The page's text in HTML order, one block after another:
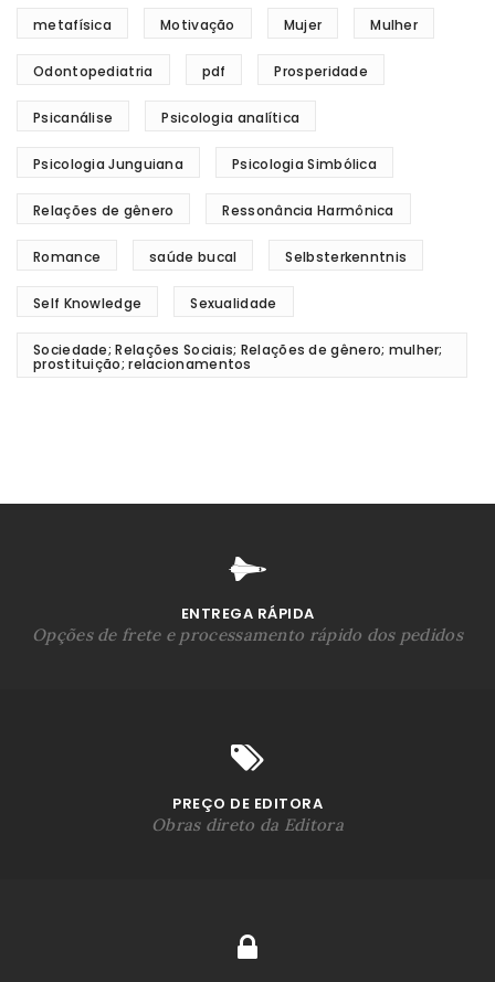
metafísica Motivação Mujer Mulher
Odontopediatria pdf Prosperidade
Psicanálise Psicologia analítica
Psicologia Junguiana Psicologia Simbólica
Relações de gênero Ressonância Harmônica
Romance saúde bucal Selbsterkenntnis
Self Knowledge Sexualidade
Sociedade; Relações Sociais; Relações de gênero; mulher;
prostituição; relacionamentos
ENTREGA RÁPIDA
Opções de frete e processamento rápido dos pedidos
PREÇO DE EDITORA
Obras direto da Editora